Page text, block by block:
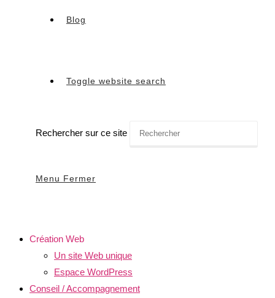
Blog
Toggle website search
Rechercher sur ce site
Menu Fermer
Création Web
Un site Web unique
Espace WordPress
Conseil / Accompagnement